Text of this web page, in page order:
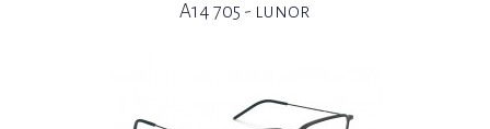
A14 705 - lunor